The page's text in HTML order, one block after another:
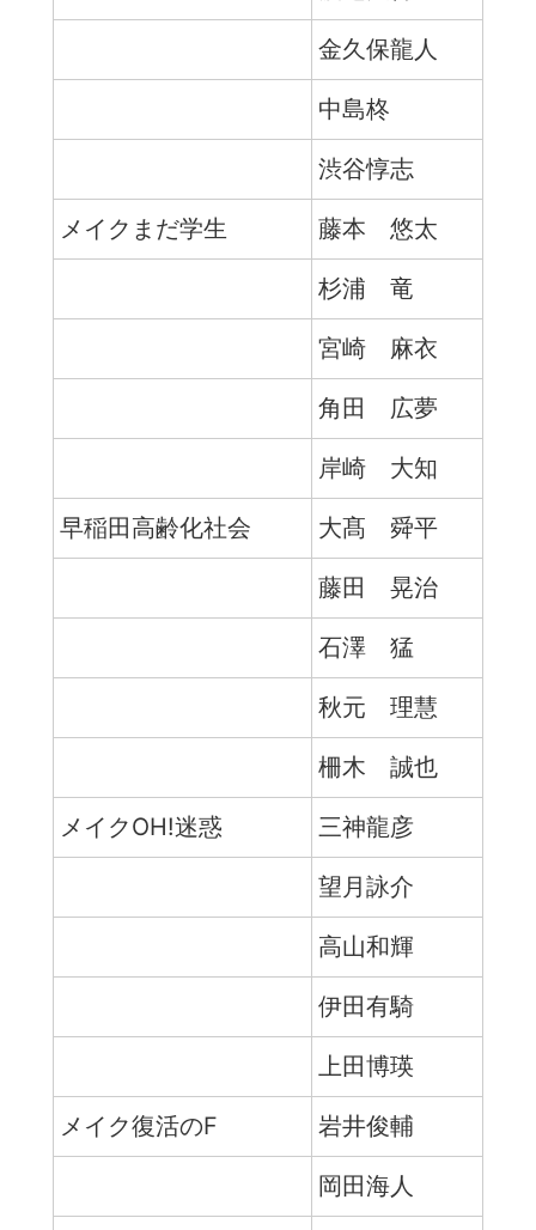
金久保龍人
中島柊
渋谷惇志
メイクまだ学生 藤本 悠太
杉浦 竜
宮崎 麻衣
角田 広夢
岸崎 大知
早稲田高齢化社会 大髙 舜平
藤田 晃治
石澤 猛
秋元 理慧
柵木 誠也
メイクOH!迷惑 三神龍彦
望月詠介
高山和輝
伊田有騎
上田博瑛
メイク復活のF 岩井俊輔
岡田海人